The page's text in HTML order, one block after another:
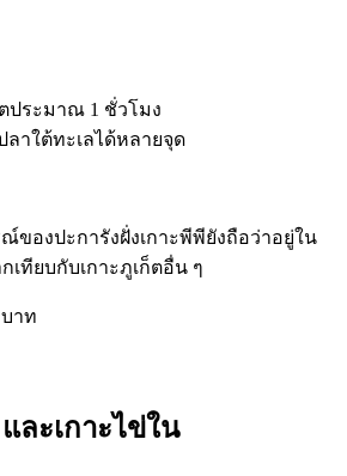
ประมาณ 1 ชั่วโมง
าใต้ทะเลได้หลายจุด
ของปะการังฝั่งเกาะพีพียังถือว่าอยู่ใน
เทียบกับเกาะภูเก็ตอื่น ๆ
บาท
ละเกาะไข่ใน